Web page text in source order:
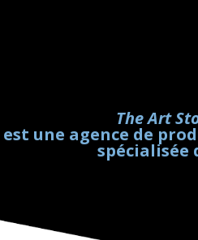
The Art
est une agence de
spécialisée